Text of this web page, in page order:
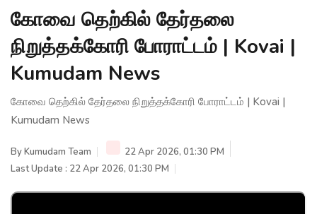
கோவை தெற்கில் தேர்தலை
நிறுத்தக்கோரி போராட்டம் | Kovai |
Kumudam News
கோவை தெற்கில் தேர்தலை நிறுத்தக்கோரி போராட்டம் | Kovai |
Kumudam News
ByKumudam Team
22 Apr 2026, 01:30 PM
Last Update : 22 Apr 2026, 01:30 PM